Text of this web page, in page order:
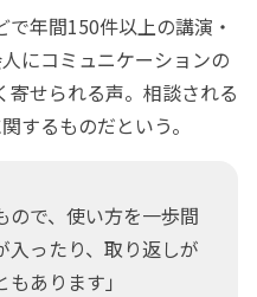
年間150件以上の講演・
にコミュニケーションの
せられる声。相談される
するものだという。
で、使い方を一歩間
入ったり、取り返しが
あります」